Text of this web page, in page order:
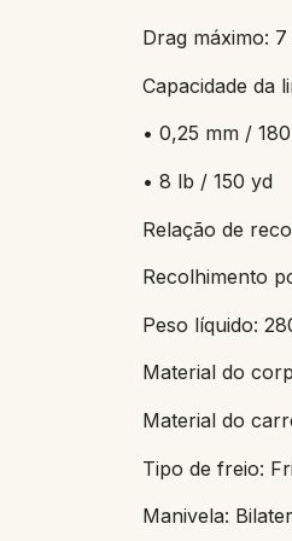
Drag máximo: 7
Capacidade da
• 0,25 mm /
• 8 lb / 150 yd
Relação de
Recolhimento
Peso líquido:
Material do
Material do
Tipo de freio:
Manivela: